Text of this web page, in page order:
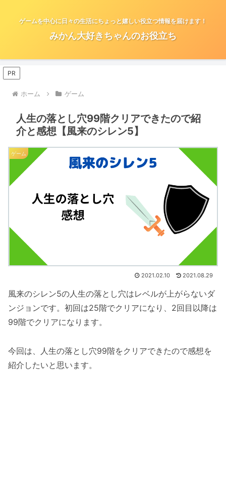
ゲームを中心に日々の生活にちょっと嬉しい役立つ情報を届けます！
みかん大好きちゃんのお役立ち
PR
ホーム ゲーム
人生の落とし穴99階クリアできたので紹
介と感想【風来のシレン5】
ゲーム
2021.02.10 2021.08.29
風来のシレン5の人生の落とし穴はレベルが上がらないダ
ンジョンです。初回は25階でクリアになり、2回目以降は
99階でクリアになります。
今回は、人生の落とし穴99階をクリアできたので感想を
紹介したいと思います。